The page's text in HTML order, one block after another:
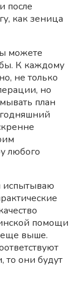
после
как зеница
можете
К каждому
не только
но
план
любого
испытываю
помощи
еще выше.
то они будут